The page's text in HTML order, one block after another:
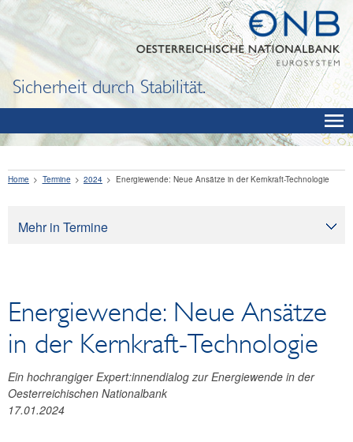
Sicherheit durch Stabilität.
Mehr in Termine
Home Termine 2024 Energiewende: Neue Ansätze in der Kernkraft-Technologie
Energiewende: Neue Ansätze
in der Kernkraft-Technologie
Ein hochrangiger Expert:innendialog zur Energiewende in der
Oesterreichischen Nationalbank
17.01.2024